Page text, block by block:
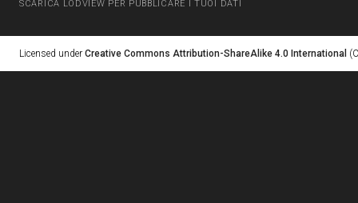
SCARICA LODVIEW PER PUBBLICARE I TUOI DATI
Licensed under Creative Commons Attribution-ShareAlike 4.0 International